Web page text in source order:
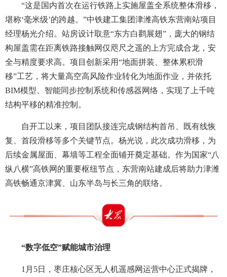
“这是国内首次在运行铁路上实施屋盖全系统整体滑移，
堪称‘毫米级’的跨越。”中铁建工集团津潍高铁东营南站项目
经理杨光介绍。站房设计取意“东方白鹳展翅”，庞大的钢结
构屋盖需在距离铁路接触网仅咫尺之遥的上方完成合龙，安
全与精度要求高。项目创新采用“地面拼装、整体累积滑
移”工艺，将大量高空高风险作业转化为地面作业，并依托
BIM模型、智能同步控制系统和传感器网络，实现了上千吨
结构平移的精准控制。
自开工以来，项目团队接连完成钢结构首吊、既有线恢
复、首段滑移等多个关键节点。杨光说，此次成功滑移，为
后续金属屋面、幕墙等工程全面铺开奠定基础。作为国家“八
纵八横”高铁网的重要枢纽节点，东营南站建成后将助力津潍
高铁畅通京津冀、山东半岛与长三角的联络。
“数字低空”赋能城市治理
1月5日，枣庄核心区无人机遥感网运营中心正式揭牌，